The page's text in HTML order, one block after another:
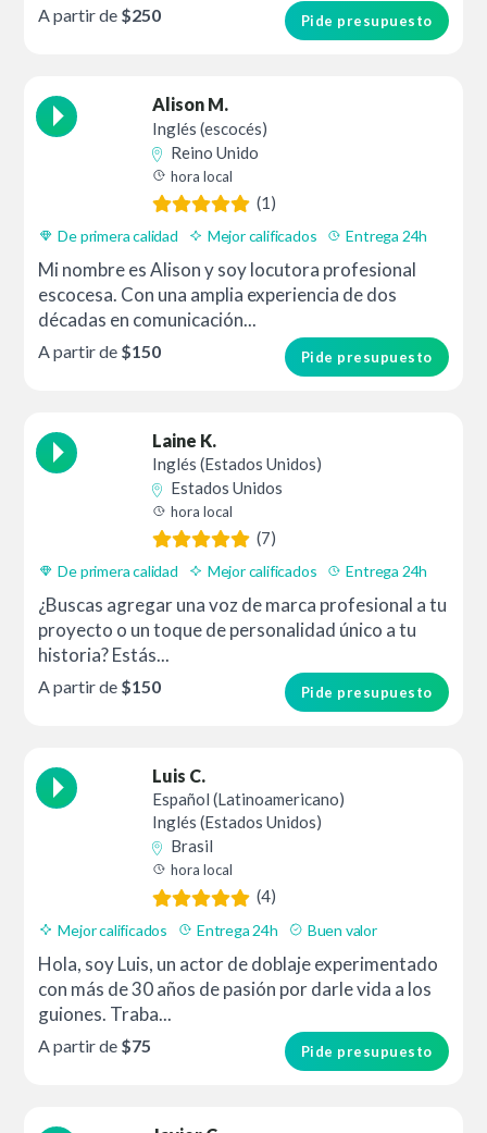
Pide presupuesto
A partir de $250
Alison M.
Inglés (escocés)
Reino Unido
hora local
(1)
De primera calidad Mejor calificados Entrega 24h
Mi nombre es Alison y soy locutora profesional
escocesa. Con una amplia experiencia de dos
décadas en comunicación...
Pide presupuesto
A partir de $150
Laine K.
Inglés (Estados Unidos)
Estados Unidos
hora local
(7)
De primera calidad Mejor calificados Entrega 24h
¿Buscas agregar una voz de marca profesional a tu
proyecto o un toque de personalidad único a tu
historia? Estás...
Pide presupuesto
A partir de $150
Luis C.
Español (Latinoamericano)
Inglés (Estados Unidos)
Brasil
hora local
(4)
Mejor calificados Entrega 24h Buen valor
Hola, soy Luis, un actor de doblaje experimentado
con más de 30 años de pasión por darle vida a los
guiones. Traba...
Pide presupuesto
A partir de $75